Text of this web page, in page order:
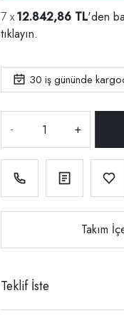
12.842,86 TL'den
tıklayın.
30 iş gününde
- +
Takım
Teklif İste